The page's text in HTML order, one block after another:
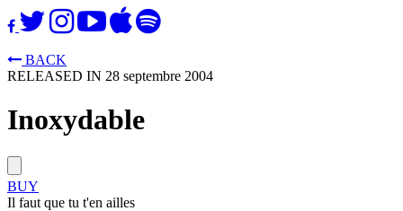
BACK
RELEASED IN 28 septembre 2004
Inoxydable
BUY
Il faut que tu t'en ailles